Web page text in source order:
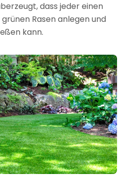
dass jeder einen
Rasen anlegen und
kann.